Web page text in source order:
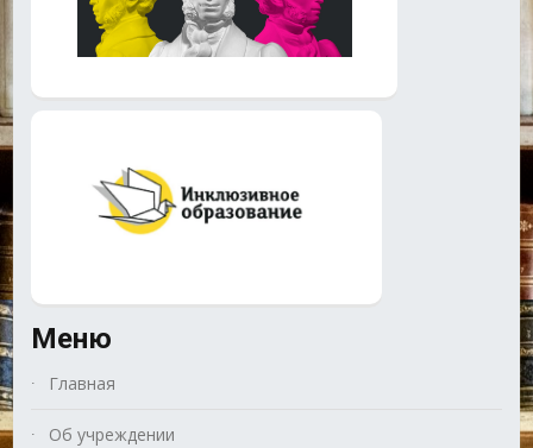
Меню
Главная
Об учреждении